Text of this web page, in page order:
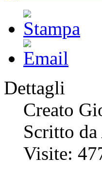
Dettagli
Creato
Scritto
Visite: